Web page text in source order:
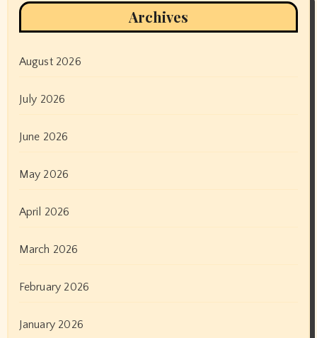
Archives
August 2026
July 2026
June 2026
May 2026
April 2026
March 2026
February 2026
January 2026